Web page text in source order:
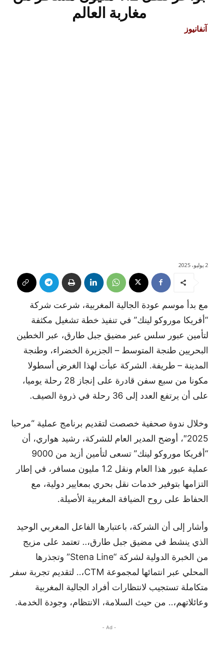
مغاربة العالم
آنفانيوز
2 يوليو، 2025
مع بدأ موسم عودة الجالية المغربية، شرعت شركة
“أفريكا موروكو لينك” في تنفيذ خطة تشغيل مكثفة
لتأمين عبور سلس عبر مضيق جبل طارق، عبر الخطين
البحريين طنجة المتوسط – الجزيرة الخضراء، وطنجة
المدينة – طريفة. الشركة عبأت لهذا الغرض أسطولا
مكونا من سبع سفن قادرة على إنجاز 28 رحلة يوميا،
على أن يرتفع العدد إلى 36 رحلة في ذروة الصيف.
وخلال ندوة صحفية خصصت لتقديم برنامج عملية “مرحبا
2025″، أوضح المدير العام للشركة، رشيد هواري، أن
“أفريكا موروكو لينك” تسعى لتأمين أزيد من 9000
عملية عبور هذا العام ونقل 1.2 مليون مسافر، في إطار
التزامها بتوفير خدمات نقل بحري بمعايير دولية، مع
الحفاظ على روح الضيافة المغربية الأصيلة.
وأشار إلى أن الشركة، باعتبارها الفاعل المغربي الوحيد
الذي ينشط في مضيق جبل طارق،.. تعتمد على مزيج
من الخبرة الدولية لشركة “Stena Line” وتجذرها
المحلي عبر انتمائها لمجموعة CTM،.. لتقديم تجربة سفر
متكاملة تستجيب لانتظارات أفراد الجالية المغربية
وعائلاتهم،.. من حيث السلامة، الانتظام، وجودة الخدمة.
- Ad -